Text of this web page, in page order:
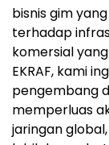
bisnis gim
terhadap
komersial
EKRAF, kami
pengembang
memperluas
jaringan